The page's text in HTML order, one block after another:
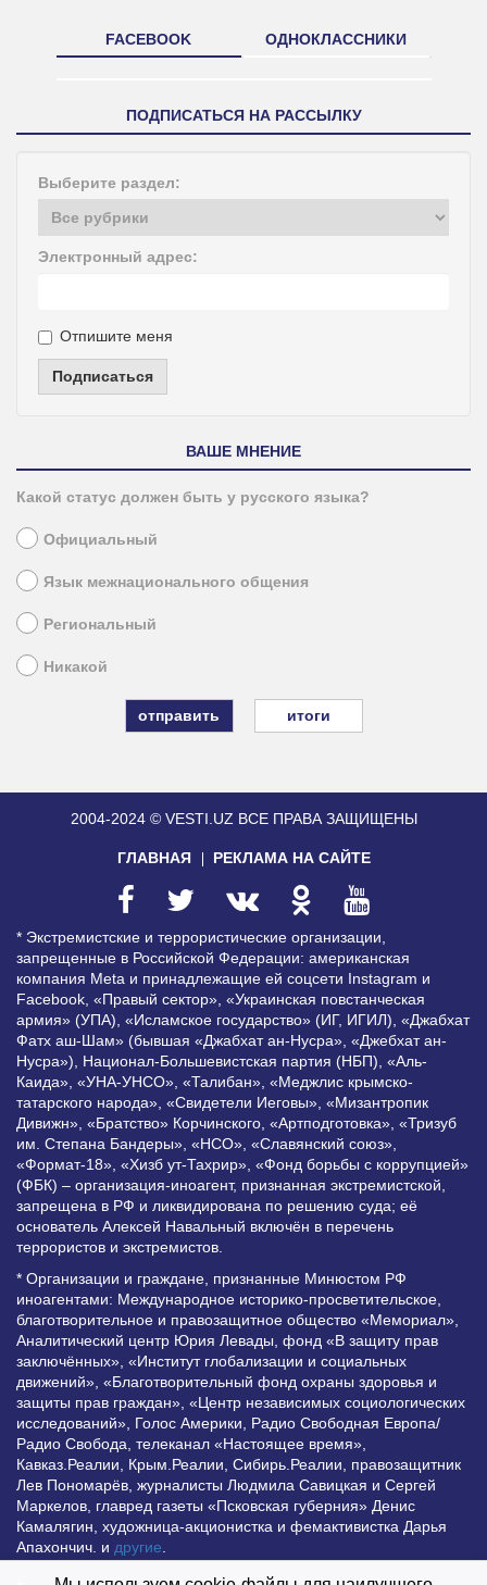
FACEBOOK ОДНОКЛАССНИКИ
ПОДПИСАТЬСЯ НА РАССЫЛКУ
Выберите раздел:
Электронный адрес:
Отпишите меня
Подписаться
ВАШЕ МНЕНИЕ
Какой статус должен быть у русского языка?
Официальный
Язык межнационального общения
Региональный
Никакой
итоги
2004-2024 © VESTI.UZ ВСЕ ПРАВА ЗАЩИЩЕНЫ
ГЛАВНАЯ РЕКЛАМА НА САЙТЕ
* Экстремистские и террористические организации,
запрещенные в Российской Федерации: американская
компания Meta и принадлежащие ей соцсети Instagram и
Facebook, «Правый сектор», «Украинская повстанческая
армия» (УПА), «Исламское государство» (ИГ, ИГИЛ), «Джабхат
Фатх аш-Шам» (бывшая «Джабхат ан-Нусра», «Джебхат ан-
Нусра»), Национал-Большевистская партия (НБП), «Аль-
Каида», «УНА-УНСО», «Талибан», «Меджлис крымско-
татарского народа», «Свидетели Иеговы», «Мизантропик
Дивижн», «Братство» Корчинского, «Артподготовка», «Тризуб
им. Степана Бандеры», «НСО», «Славянский союз»,
«Формат-18», «Хизб ут-Тахрир», «Фонд борьбы с коррупцией»
(ФБК) – организация-иноагент, признанная экстремистской,
запрещена в РФ и ликвидирована по решению суда; её
основатель Алексей Навальный включён в перечень
террористов и экстремистов.
* Организации и граждане, признанные Минюстом РФ
иноагентами: Международное историко-просветительское,
благотворительное и правозащитное общество «Мемориал»,
Аналитический центр Юрия Левады, фонд «В защиту прав
заключённых», «Институт глобализации и социальных
движений», «Благотворительный фонд охраны здоровья и
защиты прав граждан», «Центр независимых социологических
исследований», Голос Америки, Радио Свободная Европа/
Радио Свобода, телеканал «Настоящее время»,
Кавказ.Реалии, Крым.Реалии, Сибирь.Реалии, правозащитник
Лев Пономарёв, журналисты Людмила Савицкая и Сергей
Маркелов, главред газеты «Псковская губерния» Денис
Камалягин, художница-акционистка и фемактивистка Дарья
Апахончич. и другие